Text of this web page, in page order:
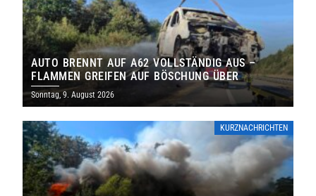
AUTO BRENNT AUF A62 VOLLSTÄNDIG AUS –
FLAMMEN GREIFEN AUF BÖSCHUNG ÜBER
Sonntag, 9. August 2026
KURZNACHRICHTEN